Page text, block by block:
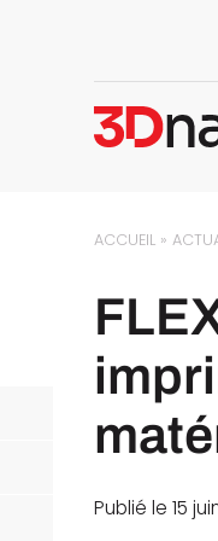
ACCUEIL »
Publié le 15